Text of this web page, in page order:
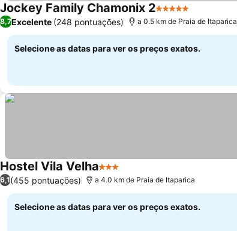
Jockey Family Chamonix 25 Estrelas
8,7Excelente (248 pontuações) a 0.5 km de Praia de Itaparica
Selecione as datas para ver os preços exatos.
Hostel Vila Velha3 Estrelas
6,1(455 pontuações) a 4.0 km de Praia de Itaparica
Selecione as datas para ver os preços exatos.